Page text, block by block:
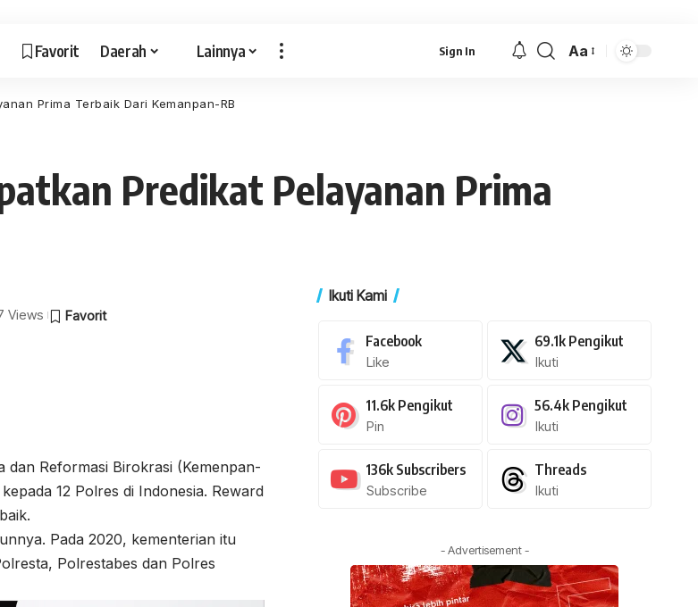
Favorit Daerah Lainnya Sign In
Font
Aa
Prima Terbaik Dari Kemanpan-RB
Predikat Pelayanan Prima
Views
dan Reformasi Birokrasi (Kemenpan-
12 Polres di Indonesia. Reward
Pada 2020, kementerian itu
Polrestabes dan Polres
Ikuti Kami
Facebook
Like
69.1k Pengikut
Ikuti
11.6k Pengikut
Pin
56.4k Pengikut
Ikuti
136k Subscribers
Subscribe
Threads
Ikuti
- Advertisement -